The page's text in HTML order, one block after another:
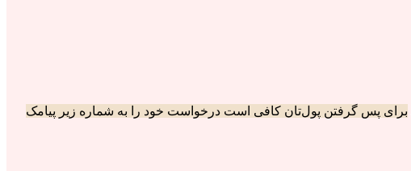
برای پس گرفتن پول‌تان کافی است درخواست خود را به شماره زیر پیامک